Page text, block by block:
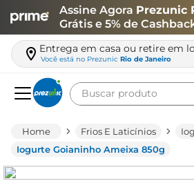
Assine Agora Prezunic
Grátis e 5% de
Entrega em casa ou retire em
Você está no Prezunic Rio de Janeiro
Buscar produto
Frios E Laticínios
Iogurte Goianinho Ameixa 850g
leite